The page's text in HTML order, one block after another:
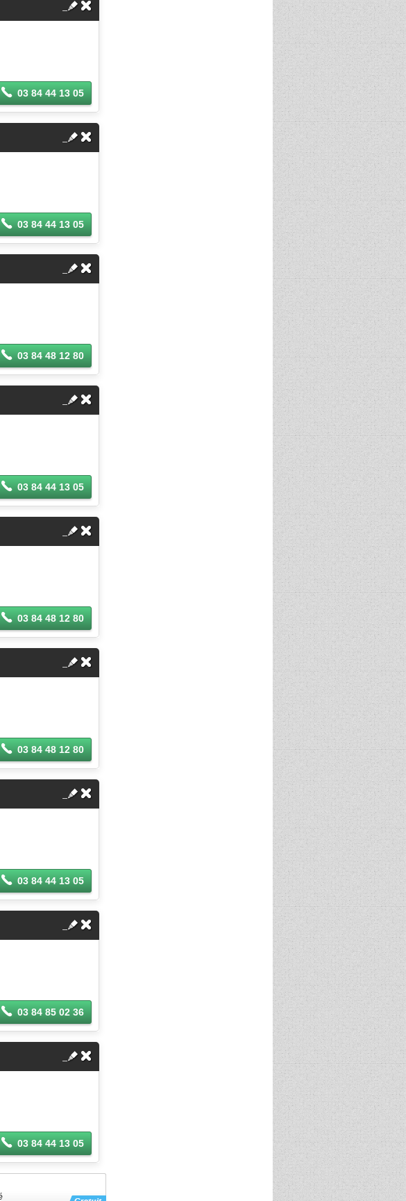
03 84 44 13 05
03 84 44 13 05
03 84 48 12 80
03 84 44 13 05
03 84 48 12 80
03 84 48 12 80
03 84 44 13 05
03 84 85 02 36
03 84 44 13 05